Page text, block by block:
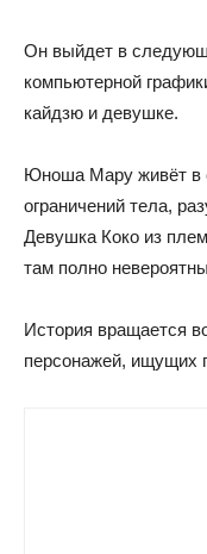
Он выйдет в
компьютерной
кайдзю и девушке.
Юноша Мару живёт в
ограничений тела,
Девушка Коко из
там полно
История вращается
персонажей, ищущих